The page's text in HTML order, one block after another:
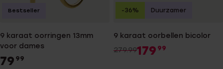
9 karaat oorringen 13mm
voor dames
79 99
Bestseller
9 karaat oorbellen bicolor
279.99179 99
-36% Duurzamer